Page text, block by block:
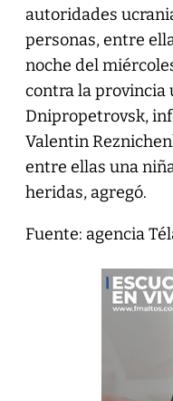
autoridades
personas, entre
noche del
contra la provincia
Dnipropetrovsk,
Valentin
entre ellas una
heridas, agregó.
Fuente: agencia